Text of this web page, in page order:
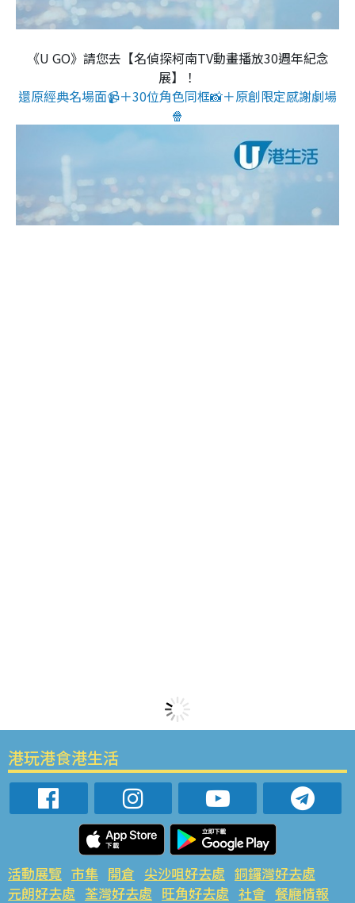
《U GO》請您去【名偵探柯南TV動畫播放30週年紀念
展】！
還原經典名場面📹＋30位角色同框📸＋原創限定感謝劇場
🍿
港玩港食港生活
活動展覽 市集 開倉 尖沙咀好去處 銅鑼灣好去處
元朗好去處 荃灣好去處 旺角好去處 社會 餐廳情報